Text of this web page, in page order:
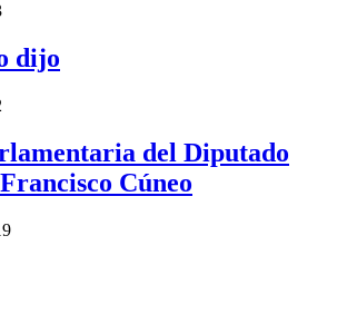
dijo
del Diputado
Cúneo